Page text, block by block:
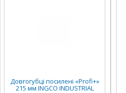
Довгогубці посилені «Profi+»
215 мм INGCO INDUSTRIAL